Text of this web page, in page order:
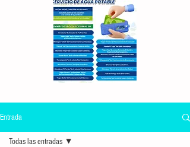
Entrada
Todas las entradas